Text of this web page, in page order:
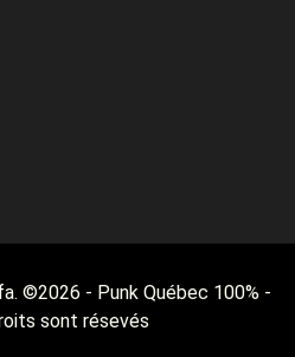
©2026 - Punk Québec 100% -
sont résevés